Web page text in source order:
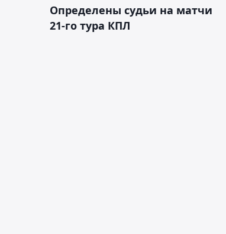
Определены судьи на матчи
21-го тура КПЛ